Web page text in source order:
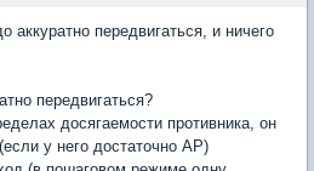
аккуратно передвигаться, и ничего
передвигаться?
досягаемости противника, он
у него достаточно AP)